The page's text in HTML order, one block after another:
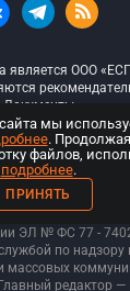
является ООО
Документы
— Все права
18+
о
ЭЛ № ФС 77 - 74
по надзору
массовых
редактор
мы
.
файлов,
подробнее.
ПРИНЯТЬ